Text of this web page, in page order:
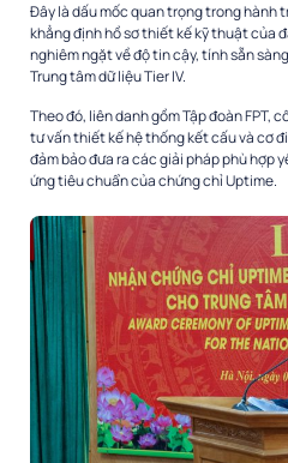
Đây là dấu mốc quan trọng trong hành
khẳng định hồ sơ thiết kế kỹ thuật của
nghiêm ngặt về độ tin cậy, tính sẵn
Trung tâm dữ liệu Tier IV.
Theo đó, liên danh gồm Tập đoàn FPT,
tư vấn thiết kế hệ thống kết cấu và cơ
đảm bảo đưa ra các giải pháp phù hợp
ứng tiêu chuẩn của chứng chỉ Uptime.